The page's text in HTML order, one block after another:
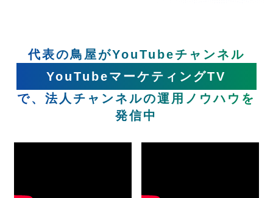
代表の鳥屋がYouTubeチャンネル
YouTubeマーケティングTV
で、法人チャンネルの運用ノウハウを
発信中